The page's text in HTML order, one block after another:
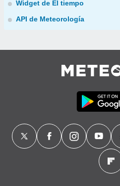
Widget de El tiempo
API de Meteorología